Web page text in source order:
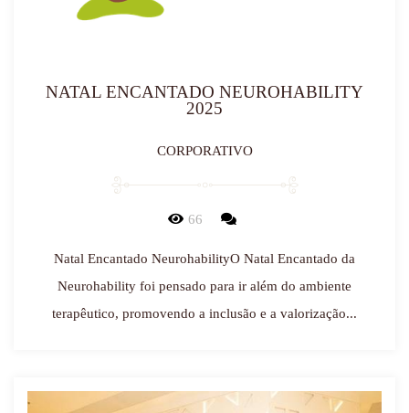
NATAL ENCANTADO NEUROHABILITY
2025
CORPORATIVO
66
Natal Encantado NeurohabilityO Natal Encantado da
Neurohability foi pensado para ir além do ambiente
terapêutico, promovendo a inclusão e a valorização...